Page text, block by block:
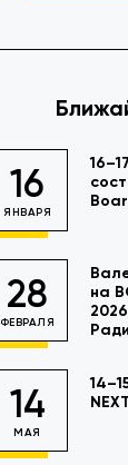
16
ЯНВАРЯ
28
ФЕВРАЛЯ
на
14
МАЯ